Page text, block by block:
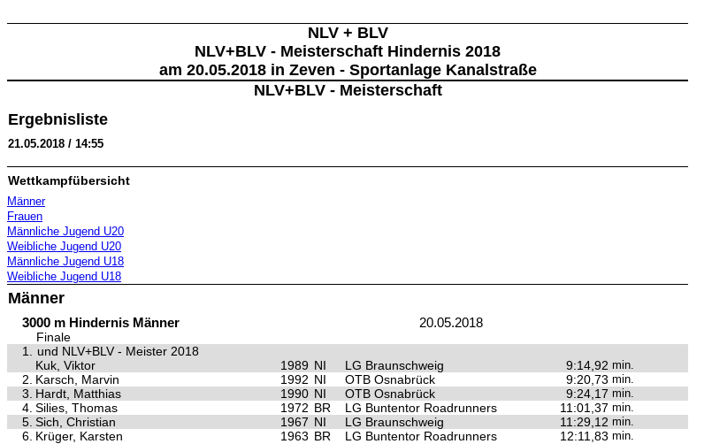
NLV + BLV
NLV+BLV - Meisterschaft Hindernis 2018
am 20.05.2018 in Zeven - Sportanlage Kanalstraße
NLV+BLV - Meisterschaft
Ergebnisliste
21.05.2018 / 14:55
Wettkampfübersicht
Männer
Frauen
Männliche Jugend U20
Weibliche Jugend U20
Männliche Jugend U18
Weibliche Jugend U18
Männer
3000 m Hindernis Männer 20.05.2018
Finale
1.
und NLV+BLV - Meister 2018
Kuk, Viktor
1989 NI LG Braunschweig 9:14,92 min.
2. Karsch, Marvin 1992 NI OTB Osnabrück 9:20,73 min.
3. Hardt, Matthias 1990 NI OTB Osnabrück 9:24,17 min.
4. Silies, Thomas 1972 BR LG Buntentor Roadrunners 11:01,37 min.
5. Sich, Christian 1967 NI LG Braunschweig 11:29,12 min.
6. Krüger, Karsten 1963 BR LG Buntentor Roadrunners 12:11,83 min.